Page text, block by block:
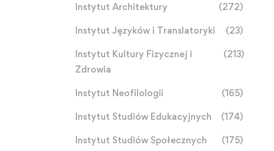
Instytut Architektury (272)
Instytut Języków i Translatoryki (23)
Instytut Kultury Fizycznej i
Zdrowia
(213)
Instytut Neofilologii (165)
Instytut Studiów Edukacyjnych (174)
Instytut Studiów Społecznych (175)